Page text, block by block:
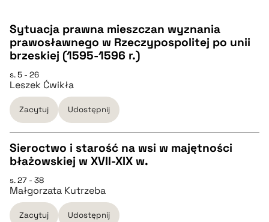
Sytuacja prawna mieszczan wyznania
prawosławnego w Rzeczypospolitej po unii
brzeskiej (1595-1596 r.)
s. 5 - 26
Leszek Ćwikła
Zacytuj Udostępnij
CZYSTY TEKST
pobierz cytat
Sieroctwo i starość na wsi w majętności
błażowskiej w XVII-XIX w.
s. 27 - 38
Małgorzata Kutrzeba
Zacytuj Udostępnij